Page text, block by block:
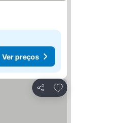
Ver preços
Partilhar
Adicionar aos favoritos